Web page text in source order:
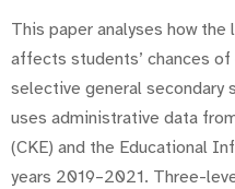
This paper analyses how
affects students’ chances
selective general secondary
uses administrative data
(CKE) and the Educational
years 2019–2021. Three-